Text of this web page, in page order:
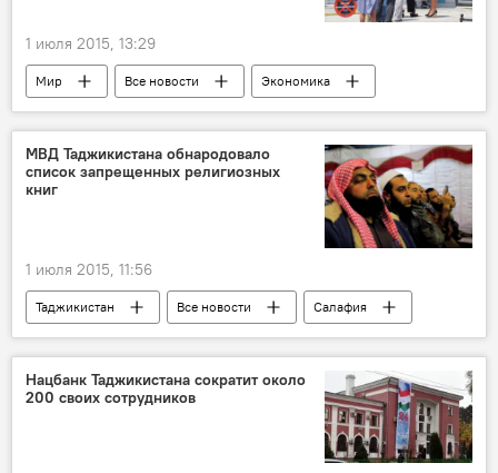
1 июля 2015, 13:29
Мир Все новости
Экономика
Греция
МВФ налог
МВД Таджикистана обнародовало
список запрещенных религиозных
книг
1 июля 2015, 11:56
Таджикистан Все новости
Салафия
Хизб ут-Тахрир
салафия
талибы
"Аль-Каида"
ОДКБ
Нацбанк Таджикистана сократит около
200 своих сотрудников